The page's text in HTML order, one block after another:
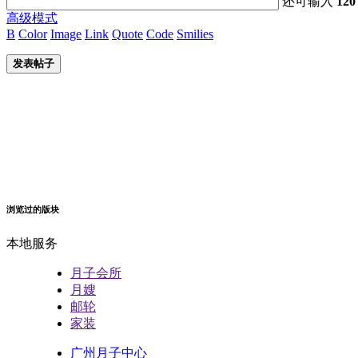
高级模式
B Color Image Link Quote Code Smilies
发表帖子
浏览过的版块
本地服务
月子会所
月嫂
邮轮
家装
广州月子中心